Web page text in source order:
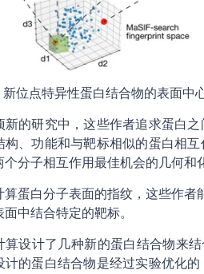
新位点特异性蛋白结合物的表面中
新的研究中，这些作者追求蛋白
构、功能和与靶标相似的蛋白相
个分子相互作用最佳机会的几何和
算蛋白分子表面的指纹，这些作者
面中结合特定的靶标。
算设计了几种新的蛋白结合物来结
计的蛋白结合物是经过实验优化